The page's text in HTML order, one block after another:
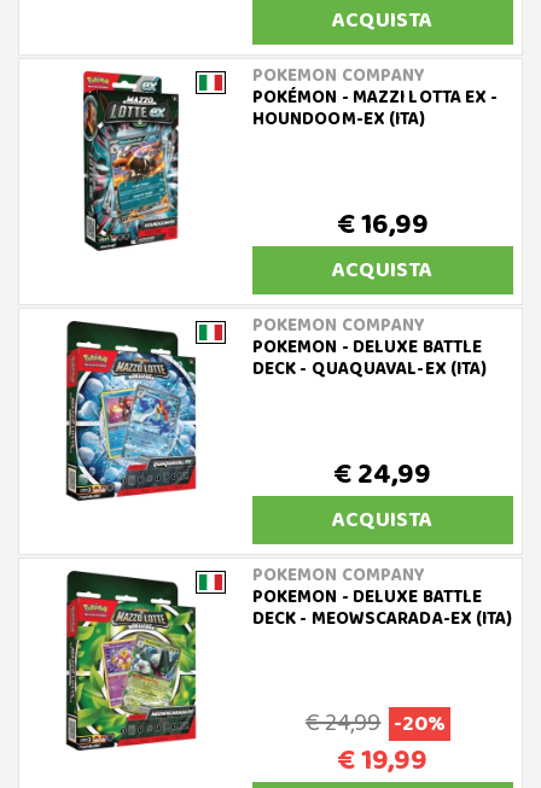
ACQUISTA
POKEMON COMPANY
POKÉMON - MAZZI LOTTA EX -
HOUNDOOM-EX (ITA)
€ 16,99
ACQUISTA
POKEMON COMPANY
POKEMON - DELUXE BATTLE
DECK - QUAQUAVAL-EX (ITA)
€ 24,99
ACQUISTA
POKEMON COMPANY
POKEMON - DELUXE BATTLE
DECK - MEOWSCARADA-EX (ITA)
€ 24,99 -20%
€ 19,99